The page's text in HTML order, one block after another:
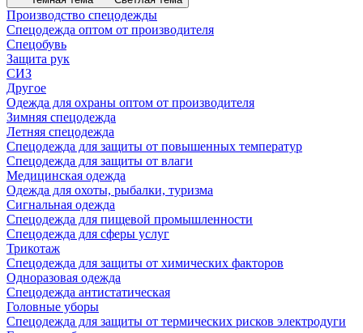
Производство спецодежды
Спецодежда оптом от производителя
Спецобувь
Защита рук
СИЗ
Другое
Одежда для охраны оптом от производителя
Зимняя спецодежда
Летняя спецодежда
Спецодежда для защиты от повышенных температур
Спецодежда для защиты от влаги
Медицинская одежда
Одежда для охоты, рыбалки, туризма
Сигнальная одежда
Спецодежда для пищевой промышленности
Спецодежда для сферы услуг
Трикотаж
Спецодежда для защиты от химических факторов
Одноразовая одежда
Спецодежда антистатическая
Головные уборы
Спецодежда для защиты от термических рисков электродуги